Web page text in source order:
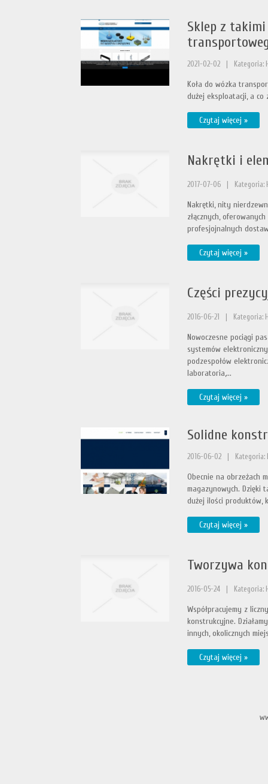
Sklep z
2021-02-02 Kategoria:
Koła do wózka
dużej eksploatacji, a co
Czytaj więcej »
Nakrętki i
2017-07-06 Kategoria:
Nakrętki, nity
złącznych,
profesjojnalnych
Czytaj więcej »
Części
2016-06-21 Kategoria:
Nowoczesne pociągi
systemów
podzespołów
laboratoria,...
Czytaj więcej »
Solidne
2016-06-02 Kategoria:
Obecnie na obrzeżach
magazynowych. Dzięki
dużej ilości produktów,
Czytaj więcej »
Tworzywa
2016-05-24 Kategoria:
Współpracujemy z
konstrukcyjne.
innych, okolicznych
Czytaj więcej »